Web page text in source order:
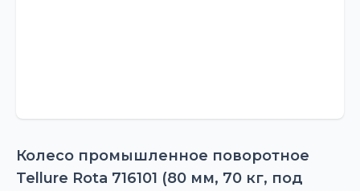
Колесо промышленное поворотное
Tellure Rota 716101 (80 мм, 70 кг, под